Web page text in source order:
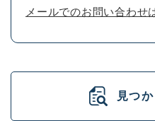
メールでのお問い合わせ
見つ